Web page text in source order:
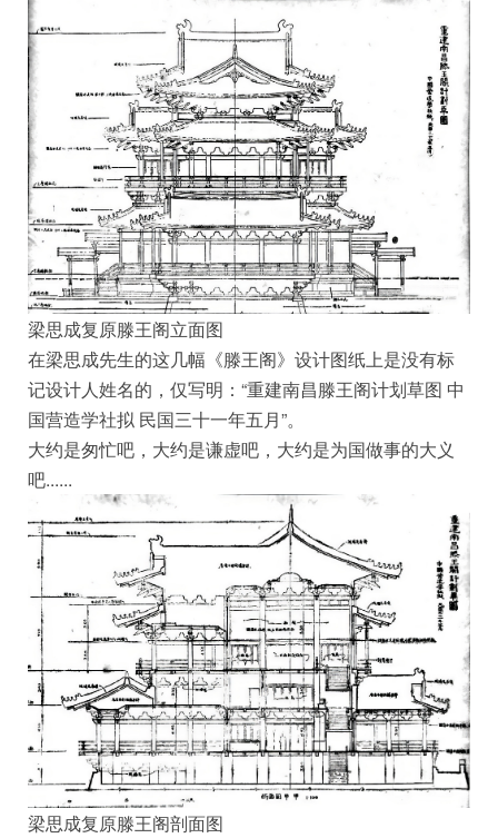
梁思成复原滕王阁立面图
在梁思成先生的这几幅《滕王阁》设计图纸上是没有标
记设计人姓名的，仅写明：“重建南昌滕王阁计划草图 中
国营造学社拟 民国三十一年五月”。
大约是匆忙吧，大约是谦虚吧，大约是为国做事的大义
吧......
梁思成复原滕王阁剖面图